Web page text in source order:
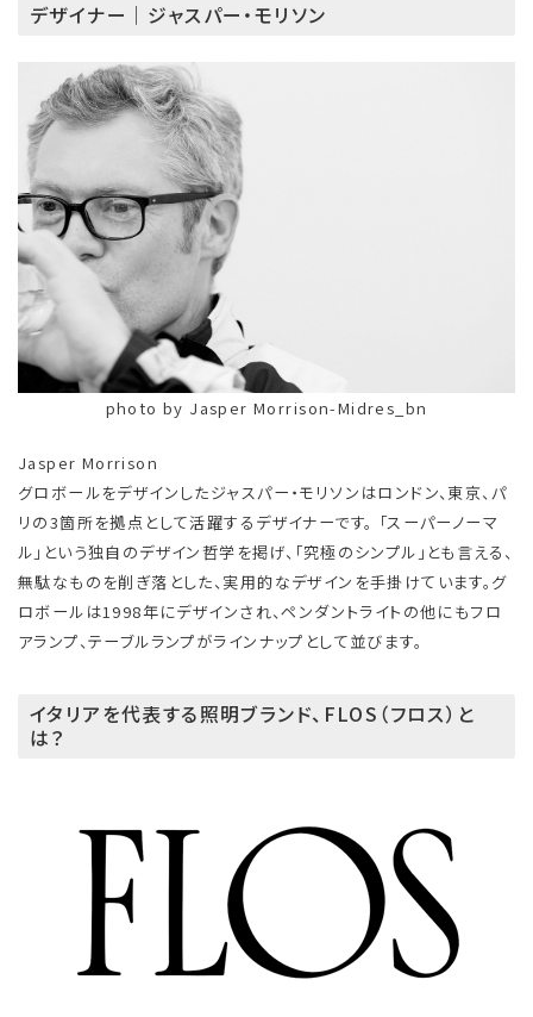
デザイナー｜ジャスパー・モリソン
photo by Jasper Morrison-Midres_bn
Jasper Morrison
グロボールをデザインしたジャスパー・モリソンはロンドン、東京、パ
リの3箇所を拠点として活躍するデザイナーです。 「スーパーノーマ
ル」という独自のデザイン哲学を掲げ、「究極のシンプル」とも言える、
無駄なものを削ぎ落とした、実用的なデザインを手掛けています。グ
ロボールは1998年にデザインされ、ペンダントライトの他にもフロ
アランプ、テーブルランプがラインナップとして並びます。
イタリアを代表する照明ブランド、FLOS（フロス）と
は？